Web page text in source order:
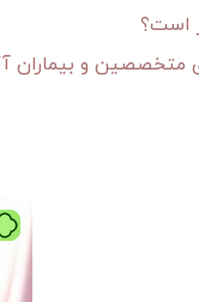
است؟
متخصصین و بیماران